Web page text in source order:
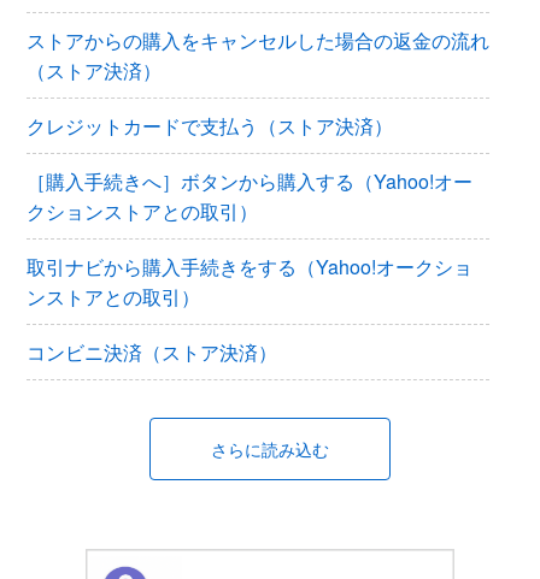
ストアからの購入をキャンセルした場合の返金の流れ
（ストア決済）
クレジットカードで支払う（ストア決済）
［購入手続きへ］ボタンから購入する（Yahoo!オー
クションストアとの取引）
取引ナビから購入手続きをする（Yahoo!オークショ
ンストアとの取引）
コンビニ決済（ストア決済）
さらに読み込む